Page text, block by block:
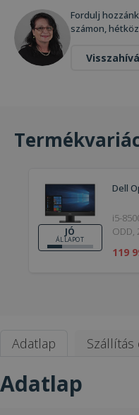
Fordulj
számon,
JÓ
ÁLLAPOT
Dell
i5-
ODD,
119
Adatlap Szállítás
Adatlap